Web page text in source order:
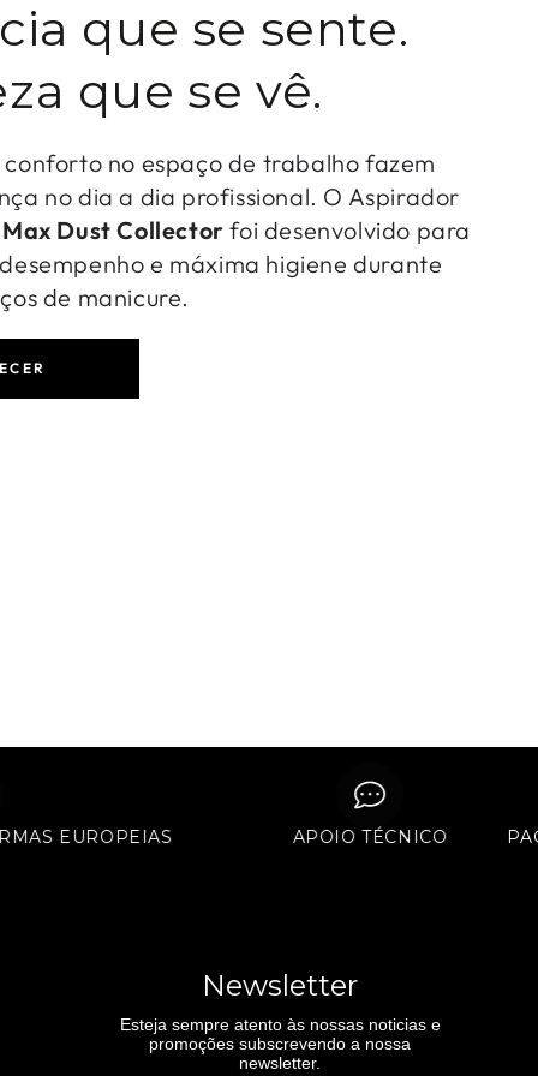
que se sente.
que se vê.
conforto no espaço de trabalho fazem
no dia a dia profissional. O Aspirador
Max Dust Collectorfoi desenvolvido para
e máxima higiene durante
de manicure.
EUROPEIAS APOIO TÉCNICO
Newsletter
Esteja sempre atento às nossas noticias e
promoções subscrevendo a nossa
newsletter.